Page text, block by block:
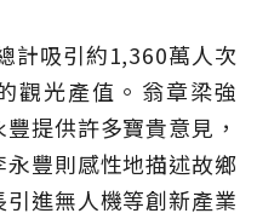
計吸引約1,360萬人次
觀光產值。翁章梁強
提供許多寶貴意見，
豐則感性地描述故鄉
進無人機等創新產業